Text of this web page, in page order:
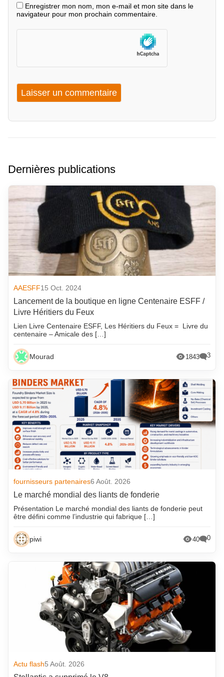
Enregistrer mon nom, mon e-mail et mon site dans le
navigateur pour mon prochain commentaire.
Dernières publications
AAESFF15 Oct. 2024
Lancement de la boutique en ligne Centenaire ESFF /
Livre Héritiers du Feux
Lien Livre Centenaire ESFF, Les Héritiers du Feux = Livre du
centenaire – Amicale des […]
Mourad 1843 3
fournisseurs partenaires6 Août. 2026
Le marché mondial des liants de fonderie
Présentation Le marché mondial des liants de fonderie peut
être défini comme l’industrie qui fabrique […]
piwi 40 0
Actu flash5 Août. 2026